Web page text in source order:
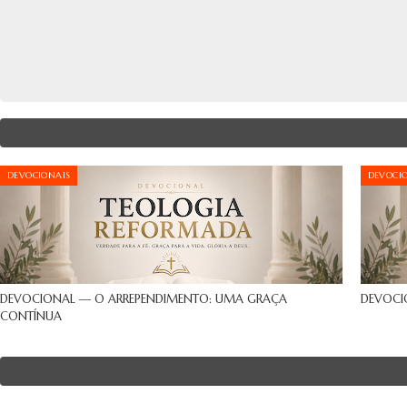
DEVOCIONAIS
DEVOCIONAL — O ARREPENDIMENTO: UMA GRAÇA
CONTÍNUA